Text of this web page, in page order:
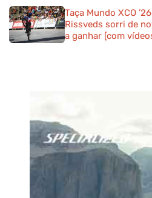
Taça Mundo XCO
Rissveds sorri de
a ganhar [com